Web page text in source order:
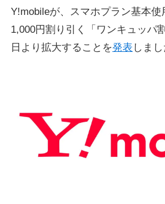
Y!mobileが、スマホプラン基本使
1,000円割り引く「ワンキュッパ
日より拡大することを発表 しまし